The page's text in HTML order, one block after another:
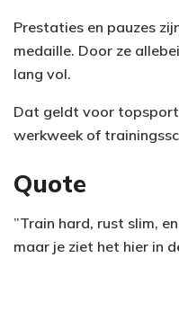
Prestaties en pauzes
medaille. Door ze
lang vol.
Dat geldt voor
werkweek of
Quote
”Train hard, rust slim,
maar je ziet het hier in